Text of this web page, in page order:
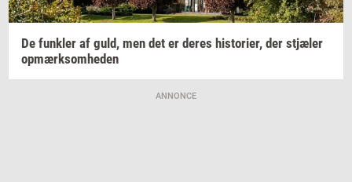
De funk­ler af guld, men det er deres hi­sto­ri­er, der stjæ­ler
op­mærk­som­he­den
ANNONCE